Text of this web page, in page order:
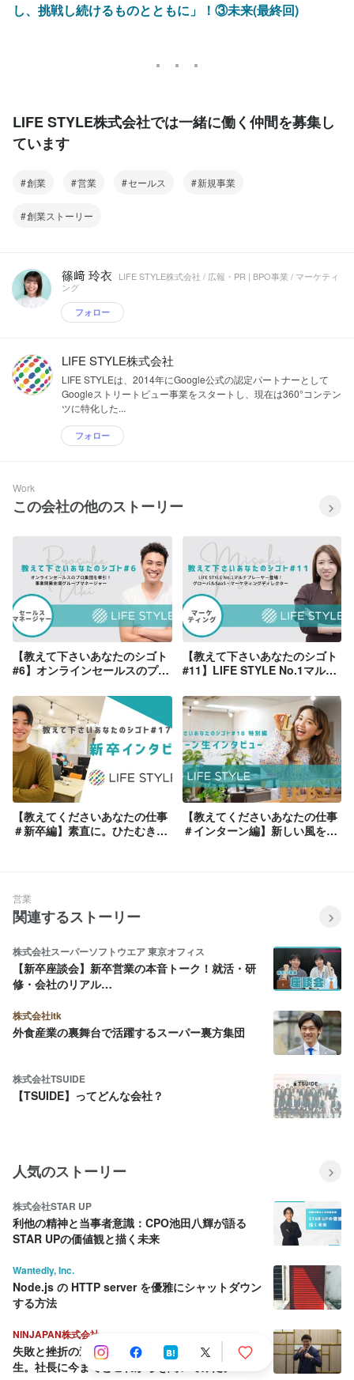
し、挑戦し続けるものとともに」！③未来(最終回)
LIFE STYLE株式会社では一緒に働く仲間を募集し
ています
創業 営業 セールス 新規事業
創業ストーリー
篠﨑 玲衣
LIFE STYLE株式会社 / 広報・PR | BPO事業 / マーケティ
ング
フォロー
LIFE STYLE株式会社
LIFE STYLEは、2014年にGoogle公式の認定パートナーとして
Googleストリートビュー事業をスタートし、現在は360°コンテン
ツに特化した...
フォロー
Work
この会社の他のストーリー
【教えて下さいあなたのシゴト
#6】オンラインセールスのプロ
ープマネージャー
【教えて下さいあなたのシゴト
#11】LIFE STYLE No.1マルチ
SaaS・マーケティングディレ
クター
【教えてくださいあなたの仕事
＃新卒編】素直に。ひたむき
【教えてくださいあなたの仕事
＃インターン編】新しい風を吹
営業
関連するストーリー
株式会社スーパーソフトウエア 東京オフィス
【新卒座談会】新卒営業の本音トーク！就活・研
修・会社のリアル…
株式会社itk
外食産業の裏舞台で活躍するスーパー裏方集団
株式会社TSUIDE
【TSUIDE】ってどんな会社？
人気のストーリー
株式会社STAR UP
利他の精神と当事者意識：CPO池田八輝が語る
STAR UPの価値観と描く未来
Wantedly, Inc.
Node.js の HTTP server を優雅にシャットダウン
する方法
NINJAPAN株式会社
失敗と挫折の連続から這い上がり続ける壮絶な人
生。社長に今までとこれからを聞いてみた。